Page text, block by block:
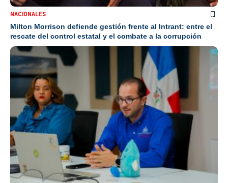
NACIONALES
Milton Morrison defiende gestión frente al Intrant: entre el
rescate del control estatal y el combate a la corrupción